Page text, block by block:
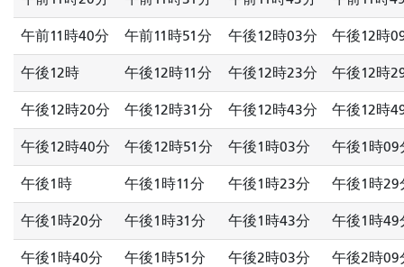
午前11時40分 午前11時51分 午後12時03分 午後12時
午後12時 午後12時11分 午後12時23分 午後12時
午後12時20分 午後12時31分 午後12時43分 午後12時
午後12時40分 午後12時51分 午後1時03分 午後1時09
午後1時 午後1時11分 午後1時23分 午後1時29
午後1時20分 午後1時31分 午後1時43分 午後1時49
午後1時40分 午後1時51分 午後2時03分 午後2時09